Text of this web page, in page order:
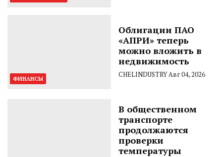
ФИНАНСЫ
Облигации ПАО
«АПРИ» теперь
можно вложить в
недвижимость
CHELINDUSTRYАвг 04, 2026
В общественном
транспорте
продолжаются
проверки
температуры